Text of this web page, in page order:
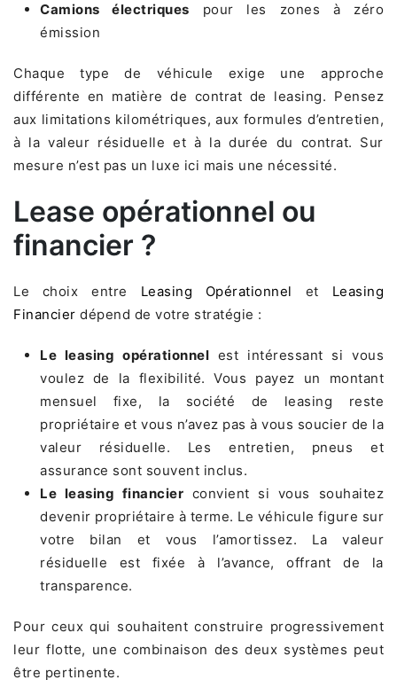
Camions électriques pour les zones à zéro
émission
Chaque type de véhicule exige une approche
différente en matière de contrat de leasing. Pensez
aux limitations kilométriques, aux formules d’entretien,
à la valeur résiduelle et à la durée du contrat. Sur
mesure n’est pas un luxe ici mais une nécessité.
Lease opérationnel ou
financier ?
Le choix entre Leasing Opérationnel et Leasing
Financier dépend de votre stratégie :
Le leasing opérationnel est intéressant si vous
voulez de la flexibilité. Vous payez un montant
mensuel fixe, la société de leasing reste
propriétaire et vous n’avez pas à vous soucier de la
valeur résiduelle. Les entretien, pneus et
assurance sont souvent inclus.
Le leasing financier convient si vous souhaitez
devenir propriétaire à terme. Le véhicule figure sur
votre bilan et vous l’amortissez. La valeur
résiduelle est fixée à l’avance, offrant de la
transparence.
Pour ceux qui souhaitent construire progressivement
leur flotte, une combinaison des deux systèmes peut
être pertinente.